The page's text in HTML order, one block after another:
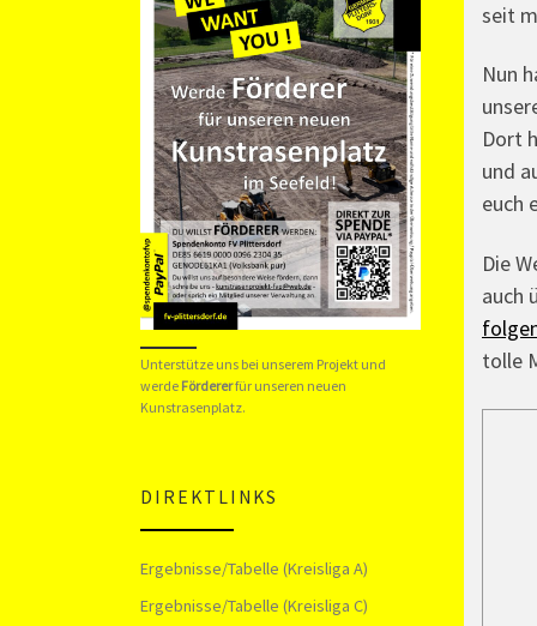
seit
Nun
Dort
und
euch
Die
auch
tolle
Unterstütze uns bei unserem Projekt und
werde Fördererfür unseren neuen
Kunstrasenplatz.
DIREKTLINKS
Ergebnisse/Tabelle (Kreisliga A)
Ergebnisse/Tabelle (Kreisliga C)